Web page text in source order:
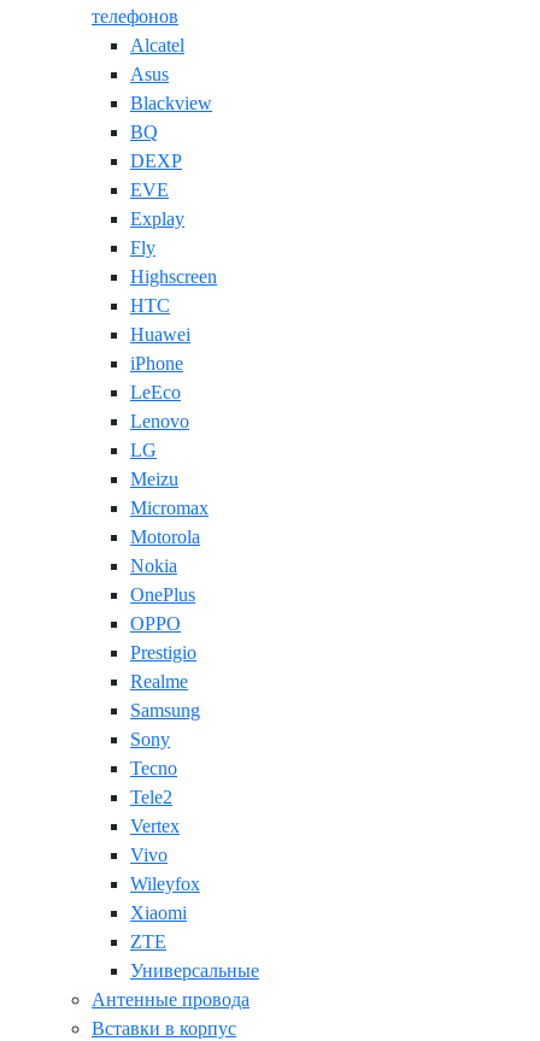
телефонов
Alcatel
Asus
Blackview
BQ
DEXP
EVE
Explay
Fly
Highscreen
HTC
Huawei
iPhone
LeEco
Lenovo
LG
Meizu
Micromax
Motorola
Nokia
OnePlus
OPPO
Prestigio
Realme
Samsung
Sony
Tecno
Tele2
Vertex
Vivo
Wileyfox
Xiaomi
ZTE
Универсальные
Антенные провода
Вставки в корпус